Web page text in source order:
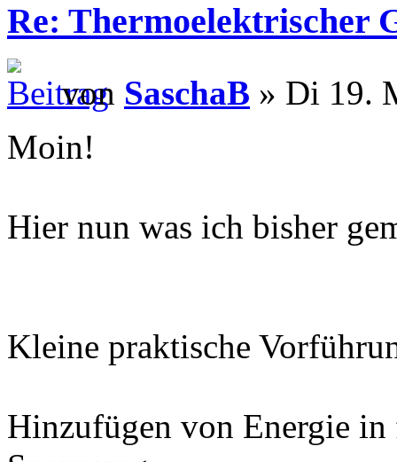
Re: Thermoelektrischer
von SaschaB » Di 19.
Moin!
Hier nun was ich bisher
Kleine praktische
Hinzufügen von Energie